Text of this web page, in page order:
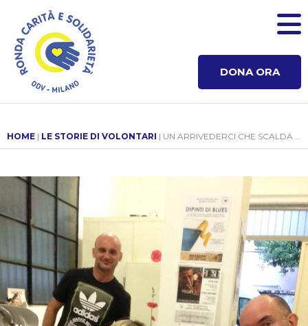
DONA ORA
HOME | LE STORIE DI VOLONTARI | UN ARRIVEDERCI CHE SCALDA IL CUORE